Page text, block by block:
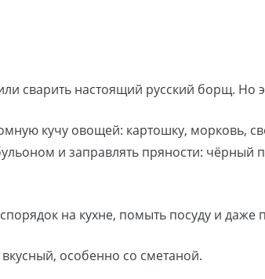
сварить настоящий русский борщ. Но
кучу овощей: картошку, морковь,
и заправлять пряности: чёрный
на кухне, помыть посуду и даже
особенно со сметаной.